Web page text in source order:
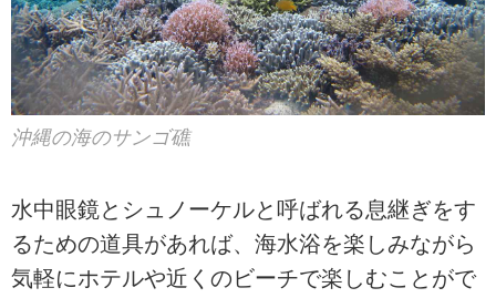
沖縄の海のサンゴ礁
水中眼鏡とシュノーケルと呼ばれる息継ぎをす
るための道具があれば、海水浴を楽しみながら
気軽にホテルや近くのビーチで楽しむことがで